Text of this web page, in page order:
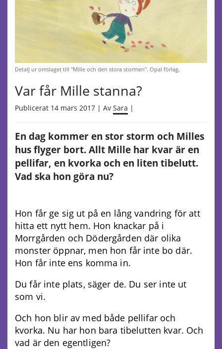
Detalj ur omslaget till "Mille och den stora stormen". Opal förlag.
Var får Mille stanna?
Publicerat 14 mars 2017 | Av Sara |
En dag kommer en stor storm och Milles
hus flyger bort. Allt Mille har kvar är en
pellifar, en kvorka och en liten tibelutt.
Vad ska hon göra nu?
Hon får ge sig ut på en lång vandring för att
hitta ett nytt hem. Hon knackar på i
Morrgården och Dödergården där olika
monster öppnar, men hon får inte bo där.
Hon får inte ens komma in.
Du får inte plats, säger de. Du ser inte ut
som vi.
Och hon blir av med både pellifar och
kvorka. Nu har hon bara tibelutten kvar. Och
vad är den egentligen?